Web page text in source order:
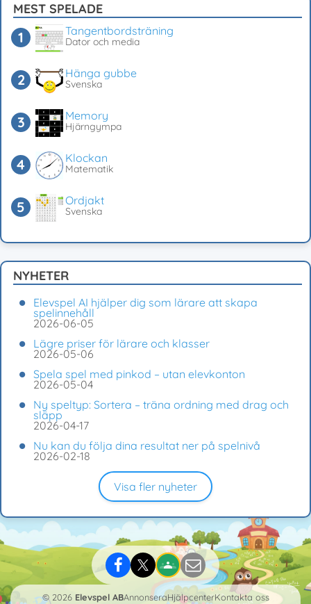
MEST SPELADE
Tangentbordsträning
Dator och media
Hänga gubbe
Svenska
Memory
Hjärngympa
Klockan
Matematik
Ordjakt
Svenska
NYHETER
Elevspel AI hjälper dig som lärare att skapa
spelinnehåll
2026-06-05
Lägre priser för lärare och klasser
2026-05-06
Spela spel med pinkod – utan elevkonton
2026-05-04
Ny speltyp: Sortera – träna ordning med drag och
släpp
2026-04-17
Nu kan du följa dina resultat ner på spelnivå
2026-02-18
Visa fler nyheter
© 2026 Elevspel ABAnnonseraHjälpcenterKontakta oss